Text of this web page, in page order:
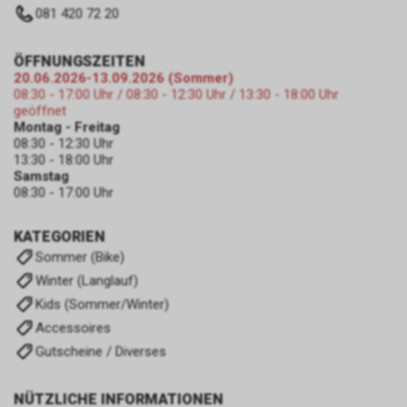
081 420 72 20
KATEGORIEN
Sommer (Bike)
Winter (Langlauf)
Kids (Sommer/Winter)
Accessoires
Gutscheine / Diverses
NÜTZLICHE INFORMATIONEN
ÖFFNUNGSZEITEN
20.06.2026-13.09.2026 (Sommer)
08:30 - 17:00 Uhr / 08:30 - 12:30 Uhr / 13:30 - 18:00 Uhr
geöffnet
Montag - Freitag
08:30 - 12:30 Uhr
13:30 - 18:00 Uhr
Samstag
08:30 - 17:00 Uhr